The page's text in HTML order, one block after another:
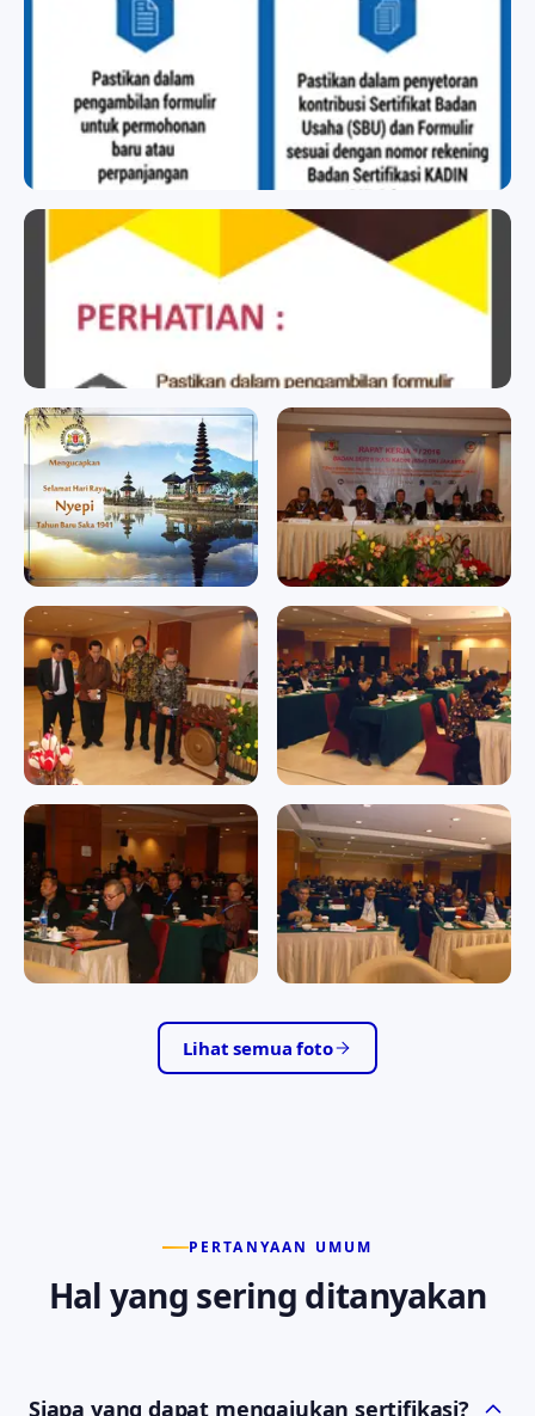
BADAN SERTIFIKASI KADIN
BADAN SERTIFIKASI KADIN
badan sertifikasi kadin
badan sertifikasi kadin
Memperingati Hari Raya
Nyepi Tahun Baru Saka
1941
Memperingati Hari Raya
Nyepi Tahun Baru Saka 1941
RAPAT KERJA II/2016
RAPAT KERJA II/2016
RAPAT KERJA II/2016
RAPAT KERJA II/2016
RAPAT KERJA II/2016
RAPAT KERJA II/2016
RAPAT KERJA II/2016 RAPAT KERJA II/2016
Lihat semua foto
PERTANYAAN UMUM
Hal yang sering ditanyakan
Siapa yang dapat mengajukan sertifikasi?